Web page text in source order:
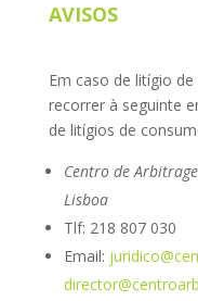
AVISOS
Em caso de litígio
recorrer à seguinte
de litígios de
Centro de
Lisboa
Tlf: 218 807 030
Email: